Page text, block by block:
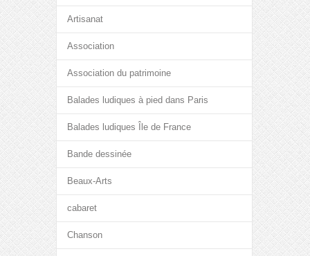
Artisanat
Association
Association du patrimoine
Balades ludiques à pied dans Paris
Balades ludiques Île de France
Bande dessinée
Beaux-Arts
cabaret
Chanson